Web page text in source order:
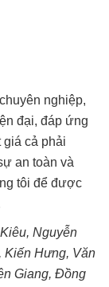
nghiệp,
đại, đáp ứng
giá cả phải
an toàn và
tôi để được
,Nguyễn
,Kiến Hưng, Văn
Giang,Đồng